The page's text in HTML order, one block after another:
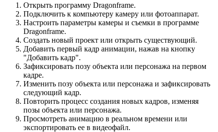
Открыть программу Dragonframe.
Подключить к компьютеру камеру или фотоаппарат.
Настроить параметры камеры и съемки в программе
Dragonframe.
Создать новый проект или открыть существующий.
Добавить первый кадр анимации, нажав на кнопку
"Добавить кадр".
Зафиксировать позу объекта или персонажа на первом
кадре.
Изменить позу объекта или персонажа и зафиксировать
следующий кадр.
Повторить процесс создания новых кадров, изменяя
позы объекта или персонажа.
Просмотреть анимацию в реальном времени или
экспортировать ее в видеофайл.